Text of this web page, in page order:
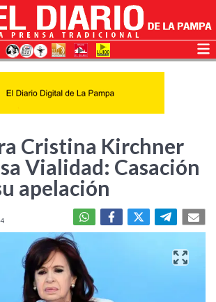
Cristina Kirchner
Vialidad: Casación
apelación